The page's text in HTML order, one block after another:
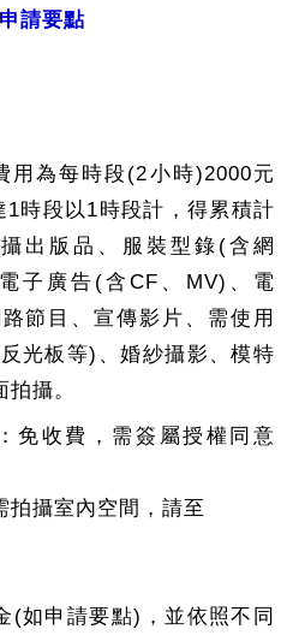
請要點
為每時段(2小時)2000元
1時段以1時段計，得累積計
出版品、服裝型錄(含網
子廣告(含CF、MV)、電
節目、宣傳影片、需使用
光板等)、婚紗攝影、模特
拍攝。
免收費，需簽屬授權同意
拍攝室內空間，請至
(如申請要點)，並依照不同